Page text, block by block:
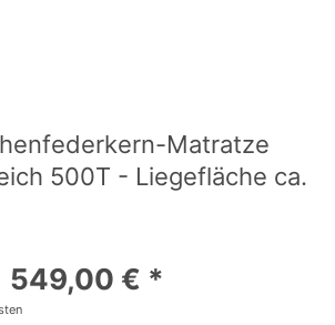
Matratze
500T - Liegefläche ca.
549,00 € *